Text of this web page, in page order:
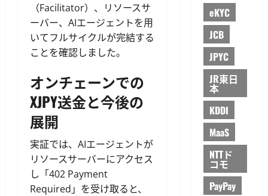
（Facilitator）、リソースサ
ーバー、AIエージェントを用
いてフルサイクルが完結する
ことを確認しました。
オンチェーンでの
XJPY送金と今後の
展開
実証では、AIエージェントが
リソースサーバーにアクセス
し「402 Payment
Required」を受け取ると、
eKYC
JCB
JPYC
JR東日
本
KDDI
MaaS
NTTド
コモ
PayPay